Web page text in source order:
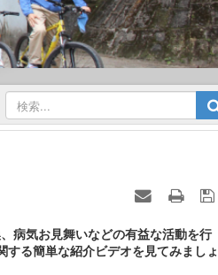
病気お見舞いなどの有益な活動を行
る簡単な紹介ビデオを見てみましょ